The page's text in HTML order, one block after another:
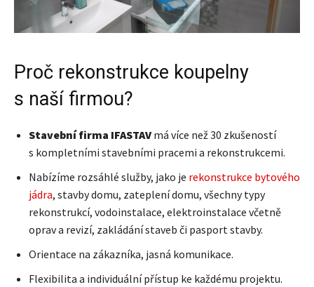
Proč rekonstrukce koupelny
s naší firmou?
Stavební firma IFASTAVmá více než 30 zkušeností
s kompletními stavebními pracemi a rekonstrukcemi.
Nabízíme rozsáhlé služby, jako je rekonstrukce bytového
jádra, stavby domu, zateplení domu, všechny typy
rekonstrukcí, vodoinstalace, elektroinstalace včetně
oprav a revizí, zakládání staveb či pasport stavby.
Orientace na zákazníka, jasná komunikace.
Flexibilita a individuální přístup ke každému projektu.